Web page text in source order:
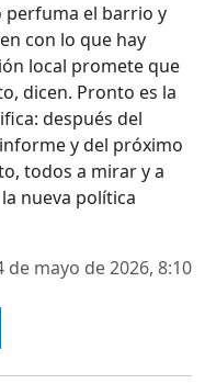
perfuma el barrio y
con lo que hay
local promete que
dicen. Pronto es la
después del
y del próximo
todos a mirar y a
nueva política
de mayo de 2026, 8:10